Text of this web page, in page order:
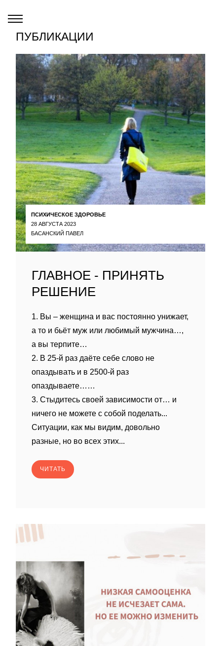
ПУБЛИКАЦИИ
ПСИХИЧЕСКОЕ ЗДОРОВЬЕ
28 АВГУСТА 2023
БАСАНСКИЙ ПАВЕЛ
ГЛАВНОЕ - ПРИНЯТЬ
РЕШЕНИЕ
1. Вы – женщина и вас постоянно унижает,
а то и бьёт муж или любимый мужчина…,
а вы терпите…
2. В 25-й раз даёте себе слово не
опаздывать и в 2500-й раз
опаздываете……
3. Стыдитесь своей зависимости от… и
ничего не можете с собой поделать...
Ситуации, как мы видим, довольно
разные, но во всех этих...
ЧИТАТЬ